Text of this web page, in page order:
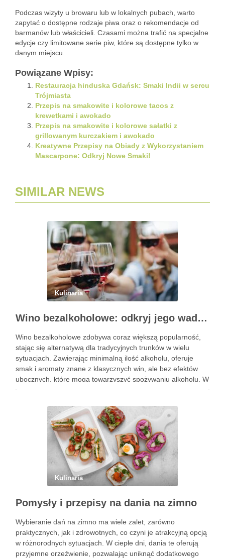
Podczas wizyty u browaru lub w lokalnych pubach, warto
zapytać o dostępne rodzaje piwa oraz o rekomendacje od
barmanów lub właścicieli. Czasami można trafić na specjalne
edycje czy limitowane serie piw, które są dostępne tylko w
danym miejscu.
Powiązane Wpisy:
Restauracja hinduska Gdańsk: Smaki Indii w sercu
Trójmiasta
Przepis na smakowite i kolorowe tacos z
krewetkami i awokado
Przepis na smakowite i kolorowe sałatki z
grillowanym kurczakiem i awokado
Kreatywne Przepisy na Obiady z Wykorzystaniem
Mascarpone: Odkryj Nowe Smaki!
SIMILAR NEWS
Kulinaria
Wino bezalkoholowe: odkryj jego wady i zalety
Wino bezalkoholowe zdobywa coraz większą popularność,
stając się alternatywą dla tradycyjnych trunków w wielu
sytuacjach. Zawierając minimalną ilość alkoholu, oferuje
smak i aromaty znane z klasycznych win, ale bez efektów
ubocznych, które mogą towarzyszyć spożywaniu alkoholu. W
obliczu rosnącej świadomości zdrowotnej, wiele osób
Kulinaria
Pomysły i przepisy na dania na zimno
Wybieranie dań na zimno ma wiele zalet, zarówno
praktycznych, jak i zdrowotnych, co czyni je atrakcyjną opcją
w różnorodnych sytuacjach. W ciepłe dni, dania te oferują
przyjemne orzeźwienie, pozwalając uniknąć dodatkowego